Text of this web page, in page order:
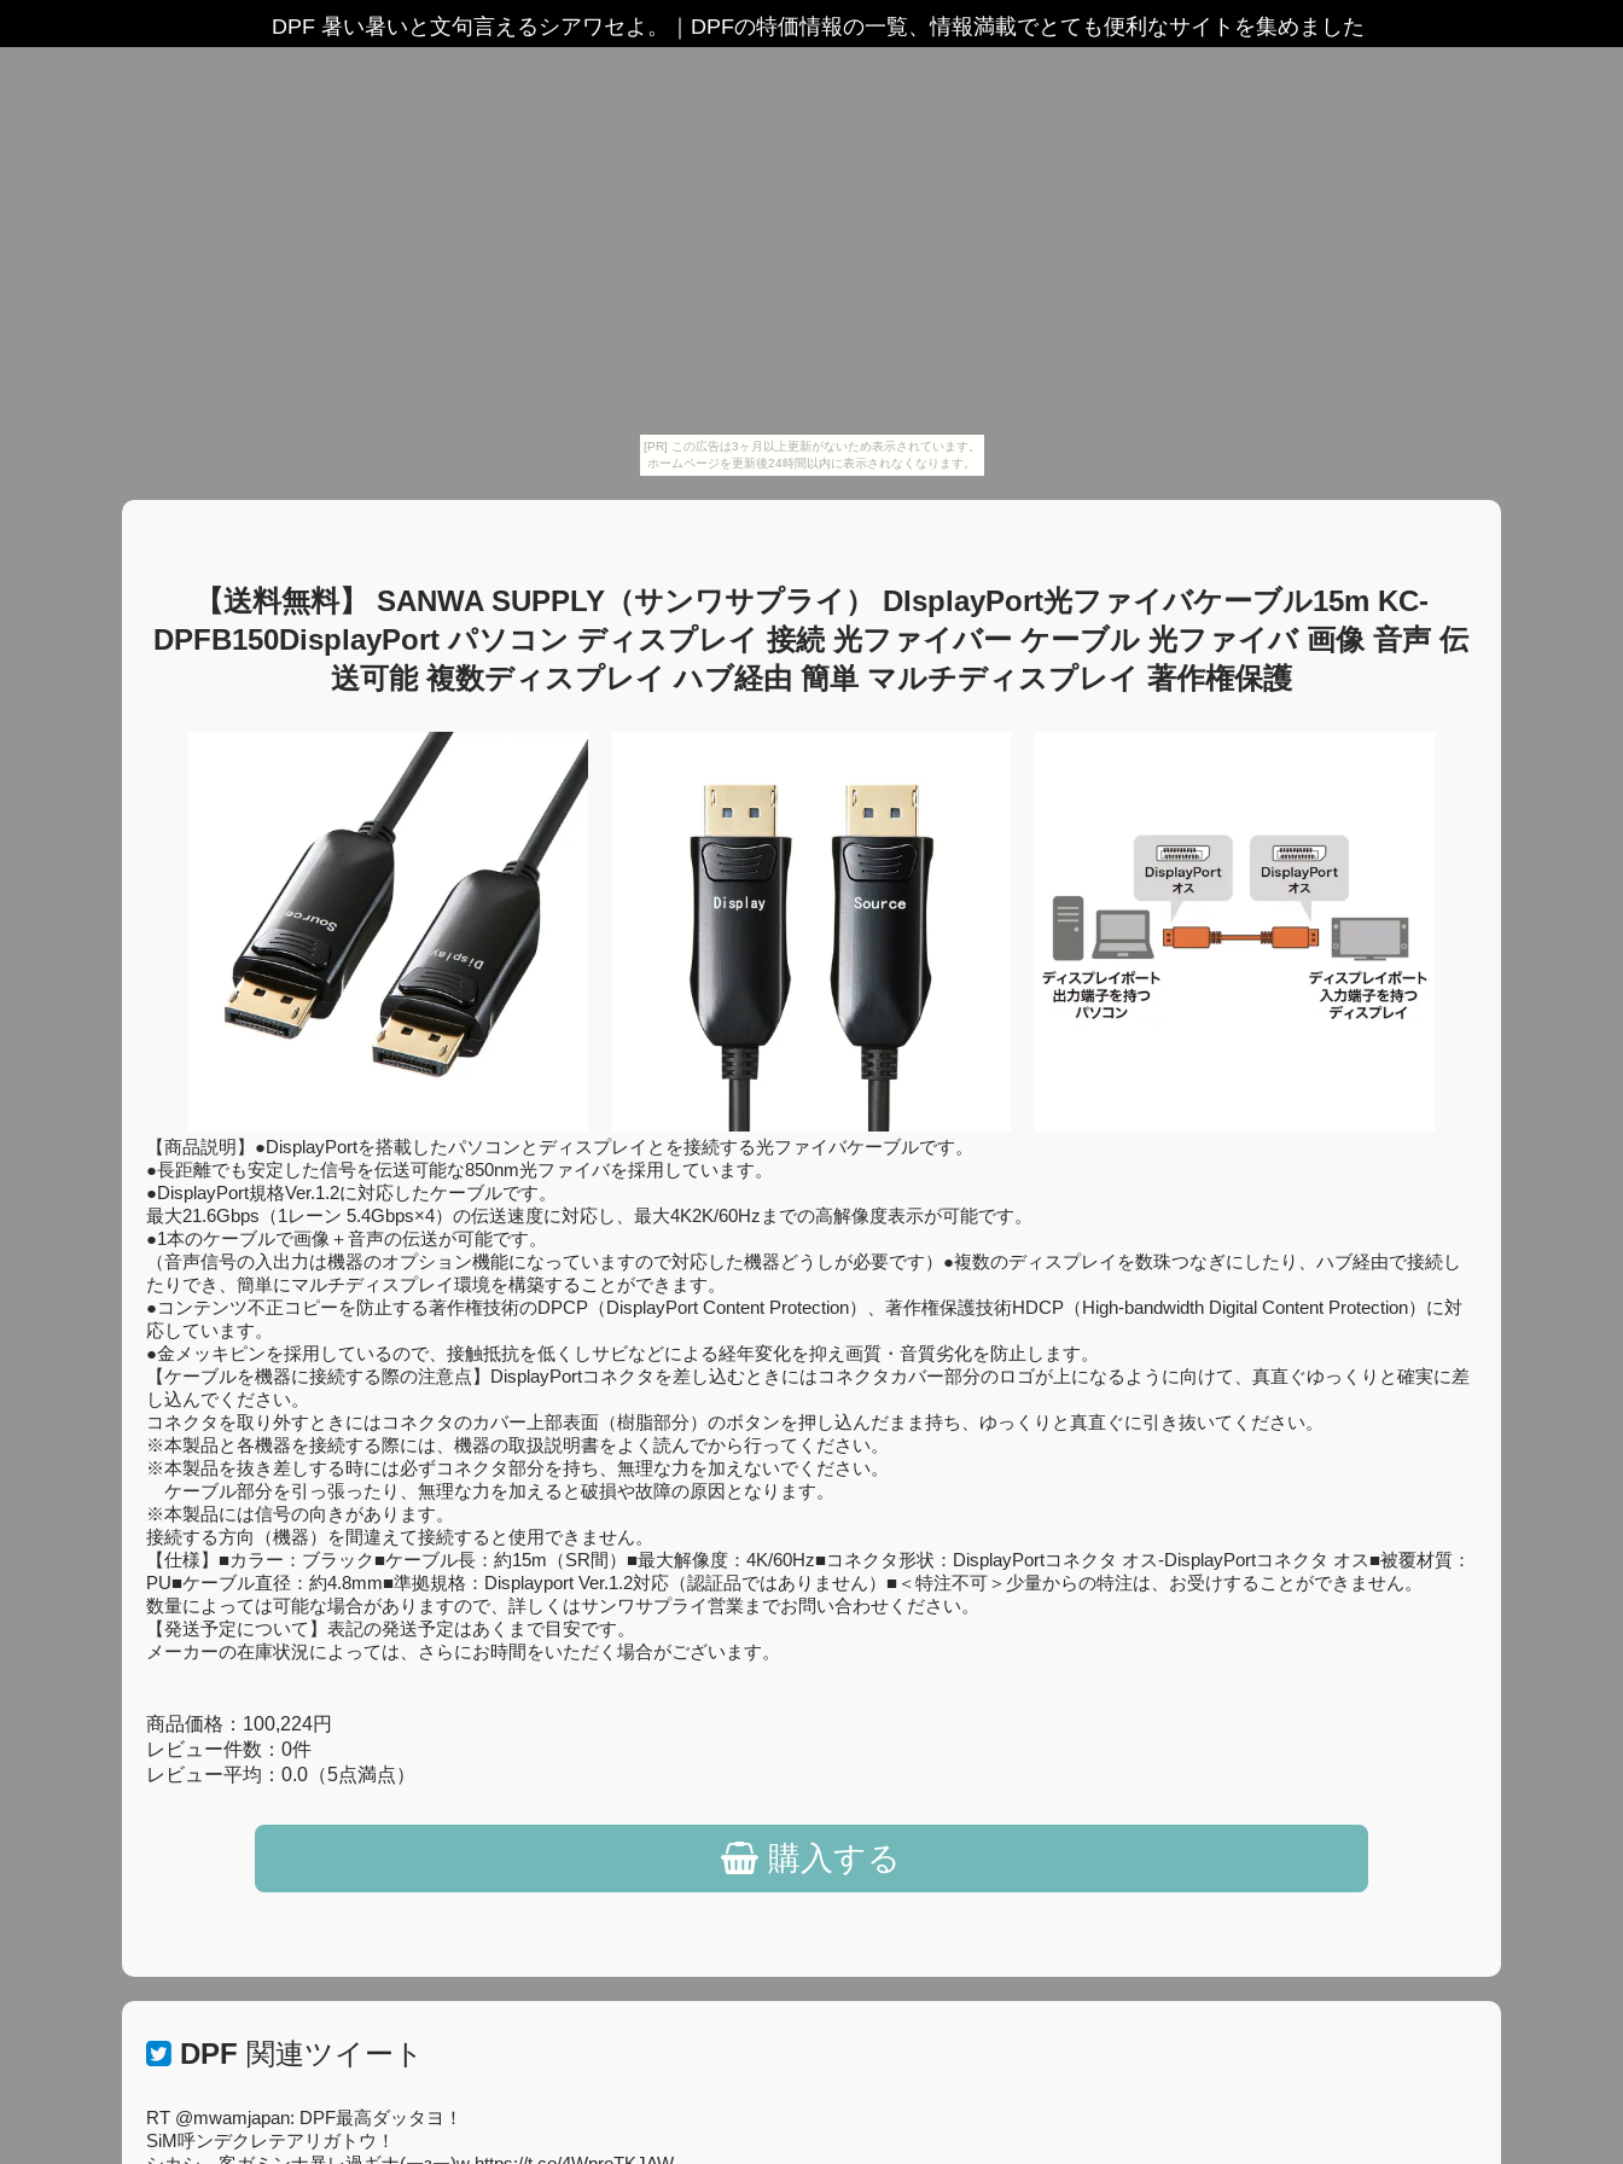
[PR] この広告は3ヶ月以上更新がないため表示されています。
ホームページを更新後24時間以内に表示されなくなります。
DPF 暑い暑いと文句言えるシアワセよ。 DPFの特価情報の一覧、情報満載でとても便利なサイトを集めました
【送料無料】 SANWA SUPPLY（サンワサプライ） DIsplayPort光ファイバケーブル15m KC-
DPFB150DisplayPort パソコン ディスプレイ 接続 光ファイバー ケーブル 光ファイバ 画像 音声 伝
送可能 複数ディスプレイ ハブ経由 簡単 マルチディスプレイ 著作権保護
【商品説明】●DisplayPortを搭載したパソコンとディスプレイとを接続する光ファイバケーブルです。
●長距離でも安定した信号を伝送可能な850nm光ファイバを採用しています。
●DisplayPort規格Ver.1.2に対応したケーブルです。
最大21.6Gbps（1レーン 5.4Gbps×4）の伝送速度に対応し、最大4K2K/60Hzまでの高解像度表示が可能です。
●1本のケーブルで画像＋音声の伝送が可能です。
（音声信号の入出力は機器のオプション機能になっていますので対応した機器どうしが必要です）●複数のディスプレイを数珠つなぎにしたり、ハブ経由で接続し
たりでき、簡単にマルチディスプレイ環境を構築することができます。
●コンテンツ不正コピーを防止する著作権技術のDPCP（DisplayPort Content Protection）、著作権保護技術HDCP（High-bandwidth Digital Content Protection）に対
応しています。
●金メッキピンを採用しているので、接触抵抗を低くしサビなどによる経年変化を抑え画質・音質劣化を防止します。
【ケーブルを機器に接続する際の注意点】DisplayPortコネクタを差し込むときにはコネクタカバー部分のロゴが上になるように向けて、真直ぐゆっくりと確実に差
し込んでください。
コネクタを取り外すときにはコネクタのカバー上部表面（樹脂部分）のボタンを押し込んだまま持ち、ゆっくりと真直ぐに引き抜いてください。
※本製品と各機器を接続する際には、機器の取扱説明書をよく読んでから行ってください。
※本製品を抜き差しする時には必ずコネクタ部分を持ち、無理な力を加えないでください。
ケーブル部分を引っ張ったり、無理な力を加えると破損や故障の原因となります。
※本製品には信号の向きがあります。
接続する方向（機器）を間違えて接続すると使用できません。
【仕様】■カラー：ブラック■ケーブル長：約15m（SR間）■最大解像度：4K/60Hz■コネクタ形状：DisplayPortコネクタ オス-DisplayPortコネクタ オス■被覆材質：
PU■ケーブル直径：約4.8mm■準拠規格：Displayport Ver.1.2対応（認証品ではありません）■＜特注不可＞少量からの特注は、お受けすることができません。
数量によっては可能な場合がありますので、詳しくはサンワサプライ営業までお問い合わせください。
【発送予定について】表記の発送予定はあくまで目安です。
メーカーの在庫状況によっては、さらにお時間をいただく場合がございます。
商品価格：100,224円
レビュー件数：0件
レビュー平均：0.0（5点満点）
購入する
DPF 関連ツイート
RT @mwamjapan: DPF最高ダッタヨ！
SiM呼ンデクレテアリガトウ！